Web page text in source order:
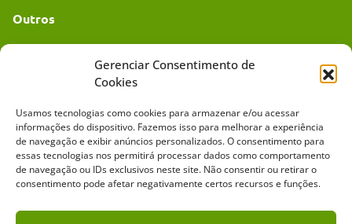
Gerenciar Consentimento de
Cookies
Usamos tecnologias como cookies para armazenar e/ou acessar
informações do dispositivo. Fazemos isso para melhorar a experiência
de navegação e exibir anúncios personalizados. O consentimento para
essas tecnologias nos permitirá processar dados como comportamento
de navegação ou IDs exclusivos neste site. Não consentir ou retirar o
consentimento pode afetar negativamente certos recursos e funções.
Outros
Mídia Kit